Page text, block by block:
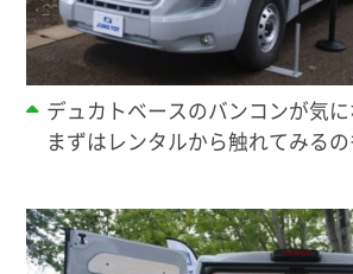
デュカトベースのバンコンが気に
まずはレンタルから触れてみる